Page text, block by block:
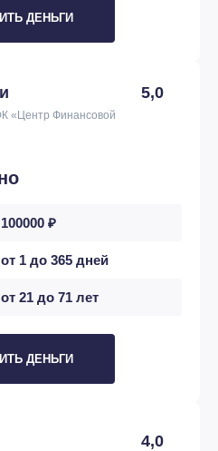
ДЕНЬГИ
5,0
«Центр Финансовой
100000 ₽
от 1 до 365 дней
от 21 до 71 лет
ДЕНЬГИ
4,0